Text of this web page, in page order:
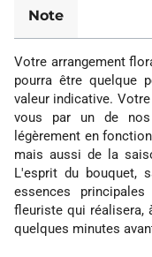
Note
Votre arrangement
pourra être quelque
valeur indicative.
vous par un de
légèrement en
mais aussi de la
L'esprit du bouquet,
essences
fleuriste qui réalisera,
quelques minutes